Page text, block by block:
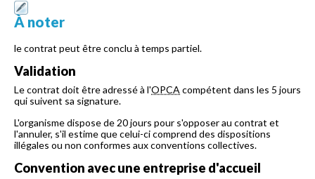
À noter
le contrat peut être conclu à temps partiel.
Validation
Le contrat doit être adressé à l'OPCA compétent dans les 5 jours
qui suivent sa signature.
L'organisme dispose de 20 jours pour s'opposer au contrat et
l'annuler, s'il estime que celui-ci comprend des dispositions
illégales ou non conformes aux conventions collectives.
Convention avec une entreprise d'accueil